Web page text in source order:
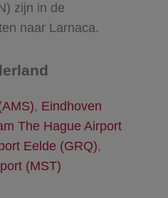
zijn in de
naar Larnaca.
, Eindhoven
The Hague Airport
Eelde (GRQ),
(MST)